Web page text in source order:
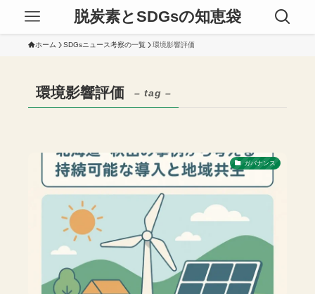
脱炭素とSDGsの知恵袋
ホーム SDGsニュース考察の一覧 環境影響評価
環境影響評価 – tag –
ガバナンス